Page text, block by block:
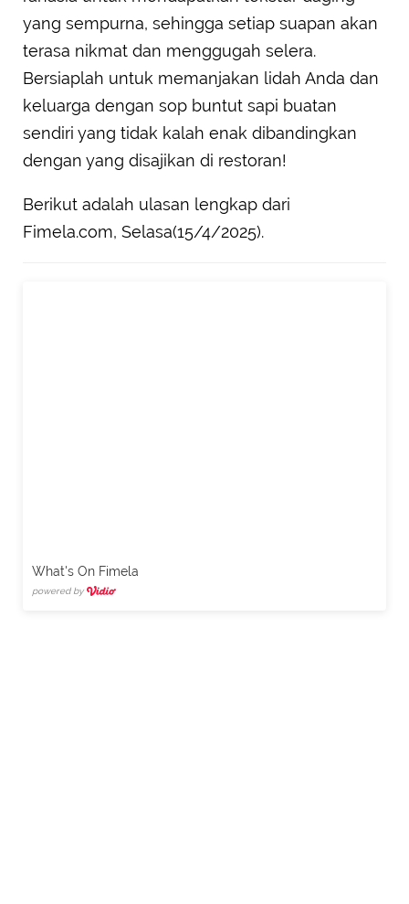
yang sempurna, sehingga setiap suapan akan
terasa nikmat dan menggugah selera.
Bersiaplah untuk memanjakan lidah Anda dan
keluarga dengan sop buntut sapi buatan
sendiri yang tidak kalah enak dibandingkan
dengan yang disajikan di restoran!
Berikut adalah ulasan lengkap dari
Fimela.com, Selasa(15/4/2025).
What's On Fimela
powered by